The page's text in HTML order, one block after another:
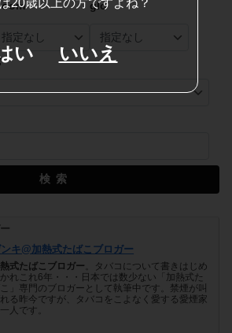
glo
検索
キ@加熱式たばこブロガー
式たばこブロガー 。タバコについて書きはじめ
れこれ6年・・・日本では数少ない「加熱式た
こ」専門のブロガーとして執筆中です。禁煙が叫
れる昨今ですが、タバコをこよなく愛する愛煙家
人です。
20歳以上の方ですよね？
い いいえ